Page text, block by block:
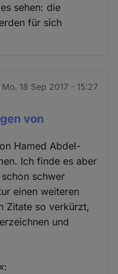
sehen: die
für sich
Mo. 18 Sep 2017 - 15:27
von
Hamed Abdel-
Ich finde es aber
schwer
einen weiteren
Zitate so verkürzt,
und